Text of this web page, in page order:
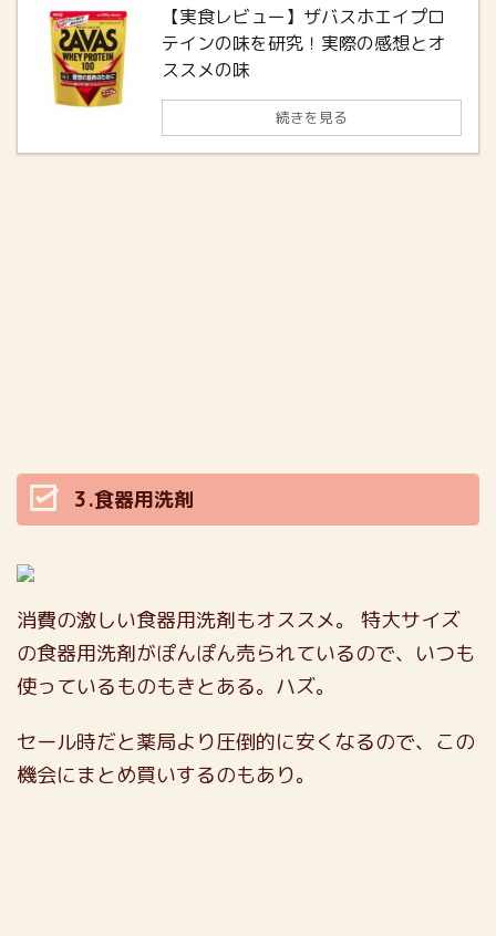
【実食レビュー】ザバスホエイプロ
テインの味を研究！実際の感想とオ
ススメの味
続きを見る
3.食器用洗剤
消費の激しい食器用洗剤もオススメ。
特大サイズ
の食器用洗剤がぽんぽん売られているので、いつも
使っているものもきとある。ハズ。
セール時だと薬局より圧倒的に安くなるので、この
機会にまとめ買いするのもあり。